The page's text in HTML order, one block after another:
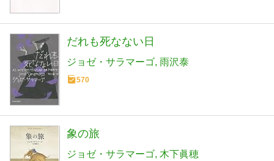
だれも死なない日
ジョゼ・サラマーゴ 雨沢泰
570
象の旅
ジョゼ・サラマーゴ 木下眞穂